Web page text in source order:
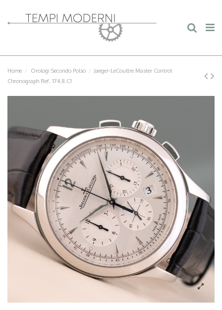
Home Orologi Secondo Polso
Jaeger-LeCoultre Master Control
Chronograph Ref. 174.8.C1